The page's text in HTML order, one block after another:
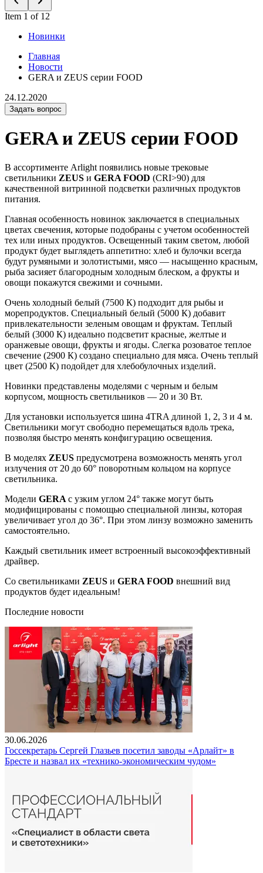
Item 1 of 12
Новинки
Главная
Новости
GERA и ZEUS серии FOOD
24.12.2020
Задать вопрос
GERA и ZEUS серии FOOD
В ассортименте Arlight появились новые трековые
светильники ZEUS и GERA FOOD (CRI>90) для
качественной витринной подсветки различных продуктов
питания.
Главная особенность новинок заключается в специальных
цветах свечения, которые подобраны с учетом особенностей
тех или иных продуктов. Освещенный таким светом, любой
продукт будет выглядеть аппетитно: хлеб и булочки всегда
будут румяными и золотистыми, мясо — насыщенно красным,
рыба засияет благородным холодным блеском, а фрукты и
овощи покажутся свежими и сочными.
Очень холодный белый (7500 К) подходит для рыбы и
морепродуктов. Специальный белый (5000 К) добавит
привлекательности зеленым овощам и фруктам. Теплый
белый (3000 К) идеально подсветит красные, желтые и
оранжевые овощи, фрукты и ягоды. Слегка розоватое теплое
свечение (2900 К) создано специально для мяса. Очень теплый
цвет (2500 К) подойдет для хлебобулочных изделий.
Новинки представлены моделями с черным и белым
корпусом, мощность светильников — 20 и 30 Вт.
Для установки используется шина 4TRA длиной 1, 2, 3 и 4 м.
Светильники могут свободно перемещаться вдоль трека,
позволяя быстро менять конфигурацию освещения.
В моделях ZEUS предусмотрена возможность менять угол
излучения от 20 до 60° поворотным кольцом на корпусе
светильника.
Модели GERA с узким углом 24° также могут быть
модифицированы с помощью специальной линзы, которая
увеличивает угол до 36°. При этом линзу возможно заменить
самостоятельно.
Каждый светильник имеет встроенный высокоэффективный
драйвер.
Со светильниками ZEUS и GERA FOOD внешний вид
продуктов будет идеальным!
Последние новости
30.06.2026
Госсекретарь Сергей Глазьев посетил заводы «Арлайт» в
Бресте и назвал их «технико-экономическим чудом»